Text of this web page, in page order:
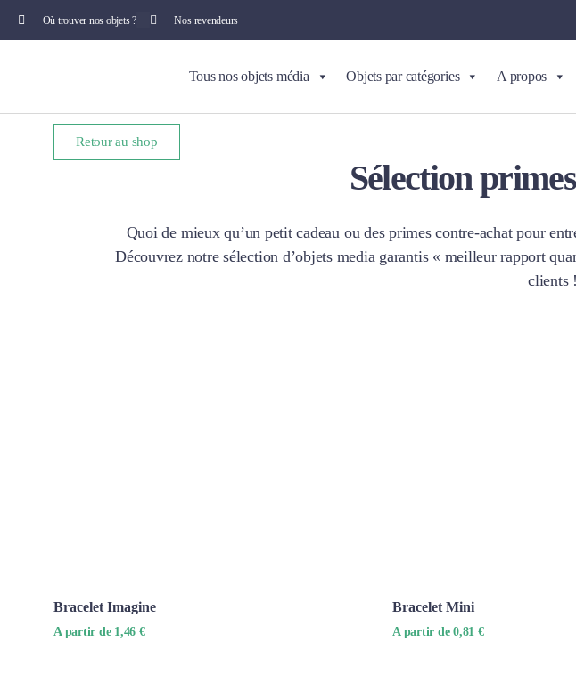
Où trouver nos objets ? Nos revendeurs
Tous nos objets média Objets par catégories A propos
Retour au shop
Sélection
Quoi de mieux qu’un petit cadeau ou des primes contre-achat pour
Découvrez notre sélection d’objets media garantis « meilleur rapport
clients !
Bracelet Imagine
A partir de 1,46 €
Bracelet Mini
A partir de 0,81 €